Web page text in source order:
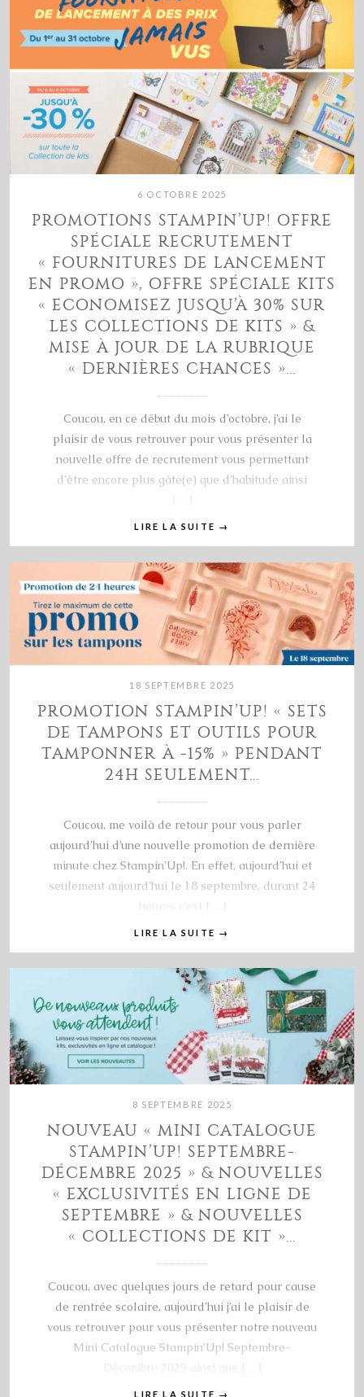
6 OCTOBRE 2025
PROMOTIONS STAMPIN’UP! OFFRE
SPÉCIALE RECRUTEMENT
« FOURNITURES DE LANCEMENT
EN PROMO », OFFRE SPÉCIALE KITS
« ECONOMISEZ JUSQU’À 30% SUR
LES COLLECTIONS DE KITS » &
MISE À JOUR DE LA RUBRIQUE
« DERNIÈRES CHANCES »…
Coucou, en ce début du mois d’octobre, j’ai le
plaisir de vous retrouver pour vous présenter la
nouvelle offre de recrutement vous permettant
d’être encore plus gâté(e) que d’habitude ainsi
[…]
LIRE LA SUITE →
18 SEPTEMBRE 2025
PROMOTION STAMPIN’UP! « SETS
DE TAMPONS ET OUTILS POUR
TAMPONNER À -15% » PENDANT
24H SEULEMENT…
Coucou, me voilà de retour pour vous parler
aujourd’hui d’une nouvelle promotion de dernière
minute chez Stampin’Up!. En effet, aujourd’hui et
seulement aujourd’hui le 18 septembre, durant 24
heures c’est […]
LIRE LA SUITE →
8 SEPTEMBRE 2025
NOUVEAU « MINI CATALOGUE
STAMPIN’UP! SEPTEMBRE-
DÉCEMBRE 2025 » & NOUVELLES
« EXCLUSIVITÉS EN LIGNE DE
SEPTEMBRE » & NOUVELLES
« COLLECTIONS DE KIT »…
Coucou, avec quelques jours de retard pour cause
de rentrée scolaire, aujourd’hui j’ai le plaisir de
vous retrouver pour vous présenter notre nouveau
Mini Catalogue Stampin’Up! Septembre-
Décembre 2025 ainsi que […]
LIRE LA SUITE →